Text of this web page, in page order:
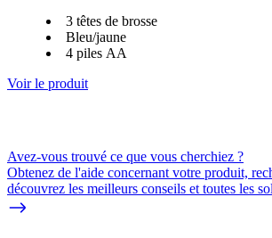
3 têtes de brosse
Bleu/jaune
4 piles AA
Voir le produit
Avez-vous trouvé ce que vous cherchiez ?
Obtenez de l'aide concernant votre produit,
découvrez les meilleurs conseils et toutes les